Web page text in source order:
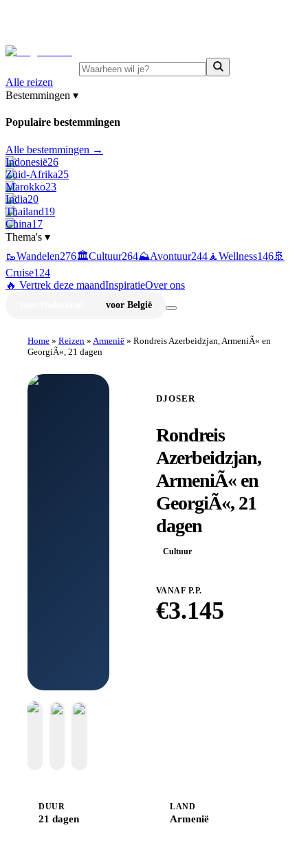
Alle reizen
Bestemmingen ▾
Populaire bestemmingen
Alle bestemmingen →
Indonesië26
Zuid-Afrika25
Marokko23
India20
Thailand19
China17
Thema's ▾
🥾Wandelen276🏛️Cultuur264⛰️Avontuur244🧘Wellness146🚢
Cruise124
🔥 Vertrek deze maandInspiratieOver ons
voor België
Home » Reizen » Armenië » Rondreis Azerbeidzjan, ArmeniÃ« en
GeorgiÃ«, 21 dagen
DJOSER
Rondreis
Azerbeidzjan,
ArmeniÃ« en
GeorgiÃ«, 21
dagen
Cultuur
VANAF P.P.
€3.145
DUUR
21 dagen
LAND
Armenië